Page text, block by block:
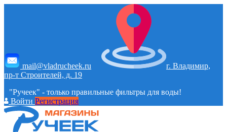
mail@vladrucheek.ru
г. Владимир,
пр-т Строителей, д. 19
"Ручеек" - только правильные фильтры для воды!
ВойтиРегистрация